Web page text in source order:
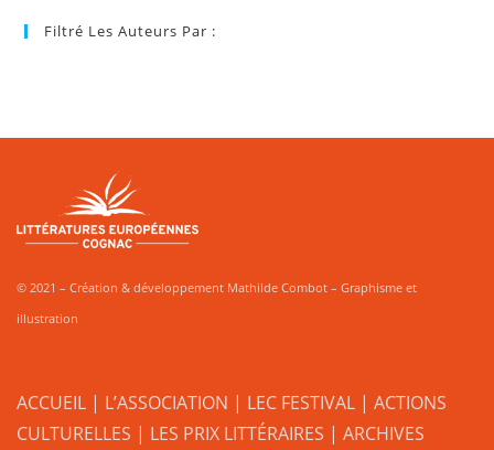
Filtré Les Auteurs Par :
© 2021 – Création & développement Mathilde Combot – Graphisme et
illustration
ACCUEIL | L’ASSOCIATION | LEC FESTIVAL | ACTIONS
CULTURELLES | LES PRIX LITTÉRAIRES | ARCHIVES